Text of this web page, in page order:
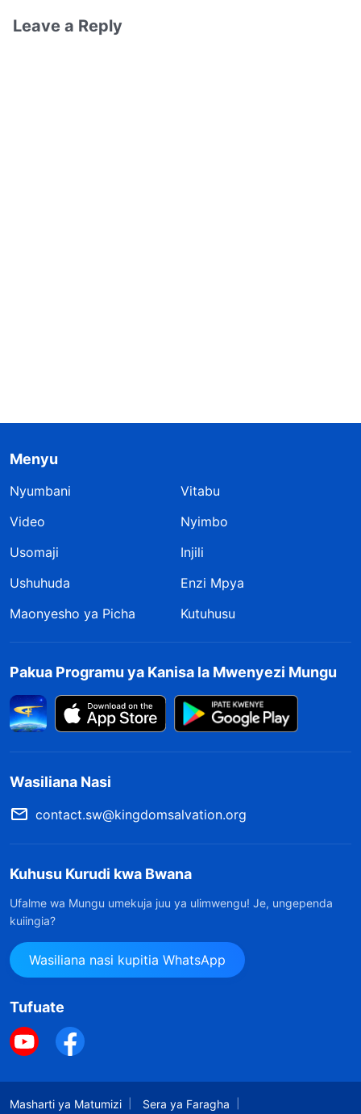
Leave a Reply
Menyu
Nyumbani
Vitabu
Video
Nyimbo
Usomaji
Injili
Ushuhuda
Enzi Mpya
Maonyesho ya Picha
Kutuhusu
Pakua Programu ya Kanisa la Mwenyezi Mungu
Wasiliana Nasi
contact.sw@kingdomsalvation.org
Kuhusu Kurudi kwa Bwana
Ufalme wa Mungu umekuja juu ya ulimwengu! Je, ungependa
kuiingia?
Wasiliana nasi kupitia WhatsApp
Tufuate
Masharti ya Matumizi Sera ya Faragha